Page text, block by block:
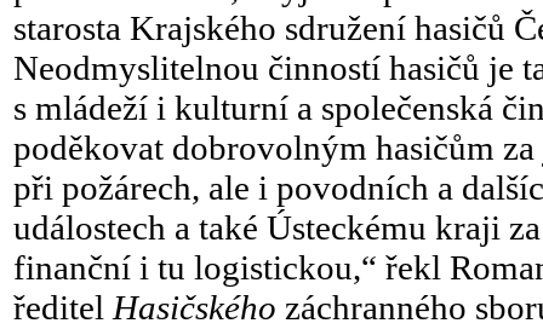
starosta Krajského sdružení hasičů
Neodmyslitelnou činností hasičů je
s mládeží i kulturní a společenská
poděkovat dobrovolným hasičům
při požárech, ale i povodních a
událostech a také Ústeckému kraji
finanční i tu logistickou,“ řekl
ředitel Hasičského záchranného